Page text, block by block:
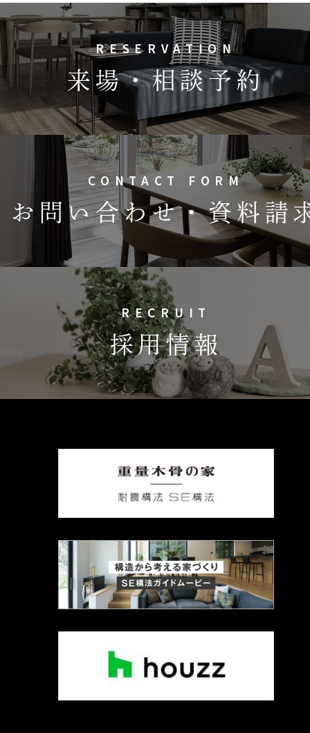
RESERVATION
来場・相談予約
CONTACT FORM
お問い合わせ・資料請
RECRUIT
採用情報